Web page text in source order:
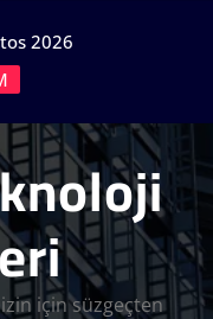
2026
için süzgeçten